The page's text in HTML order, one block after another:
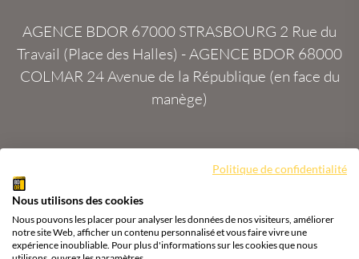
AGENCE BDOR 67000 STRASBOURG 2 Rue du
Travail (Place des Halles) -AGENCE BDOR 68000
COLMAR 24 Avenue de la République (en face du
manège)
Tous droits réservés Agence BDOR ®
Cours or, achat
& vente or, argent
Politique de confidentialité
Nous utilisons des cookies
Nous pouvons les placer pour analyser les données de nos visiteurs, améliorer
notre site Web, afficher un contenu personnalisé et vous faire vivre une
expérience inoubliable. Pour plus d'informations sur les cookies que nous